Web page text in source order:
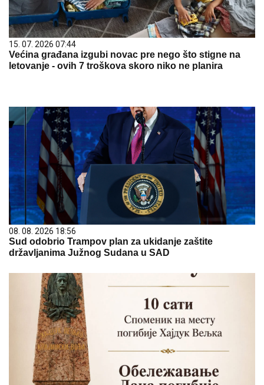
15. 07. 2026 07:44
Većina građana izgubi novac pre nego što stigne na
letovanje - ovih 7 troškova skoro niko ne planira
08. 08. 2026 18:56
Sud odobrio Trampov plan za ukidanje zaštite
državljanima Južnog Sudana u SAD